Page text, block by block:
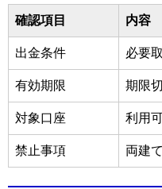
確認項目 内容
出金条件 必要
有効期限 期限
対象口座 利用
禁止事項 両建